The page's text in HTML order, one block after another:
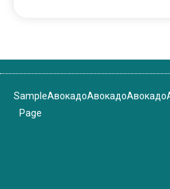
Sample
Page
АвокадоАвокадоАвокадо